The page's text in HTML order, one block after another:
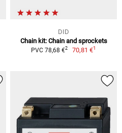
DID
Chain kit: Chain and sprockets
PVC 78,68 €2 70,81 €1